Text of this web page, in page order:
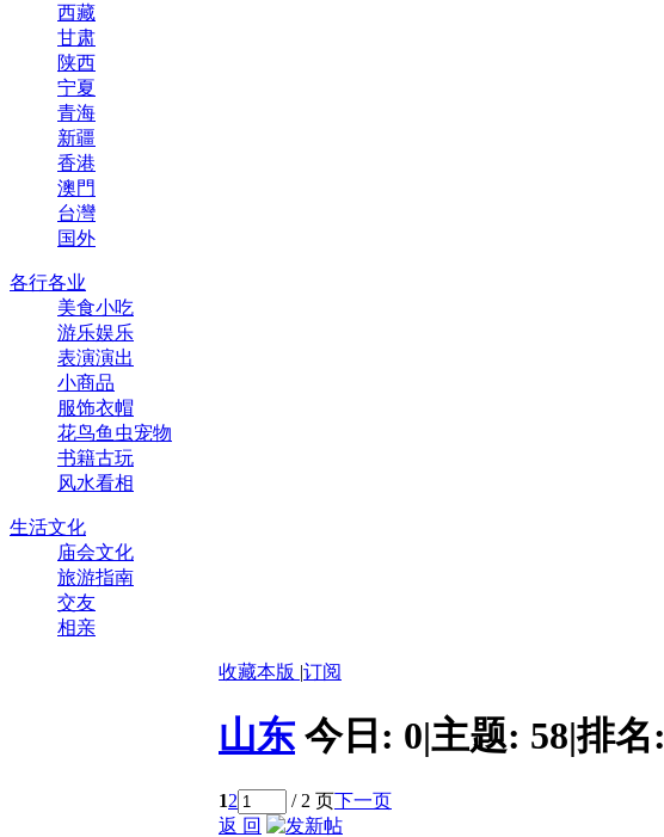
西藏
甘肃
陕西
宁夏
青海
新疆
香港
澳門
台灣
国外
各行各业
美食小吃
游乐娱乐
表演演出
小商品
服饰衣帽
花鸟鱼虫宠物
书籍古玩
风水看相
生活文化
庙会文化
旅游指南
交友
相亲
收藏本版 |订阅
山东 今日: 0|主题: 58|排名:
12 / 2 页下一页
返 回